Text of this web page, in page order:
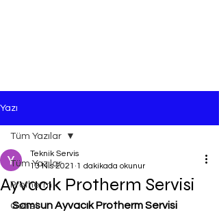
Yazı
Tüm Yazılar
Protherm
Genel
Tüm Yazılar
Ayvacık Protherm Servisi
Teknik Servis
13 Nis 2021 1 dakikada okunur
Samsun Ayvacık Protherm Servisi